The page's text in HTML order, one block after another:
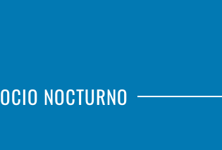
OCIO NOCTURNO